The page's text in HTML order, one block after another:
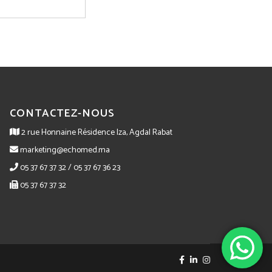
CONTACTEZ-NOUS
2 rue Honnaine Résidence Iza, Agdal Rabat
marketing@echomed.ma
05 37 67 37 32 / 05 37 67 36 23
05 37 67 37 32